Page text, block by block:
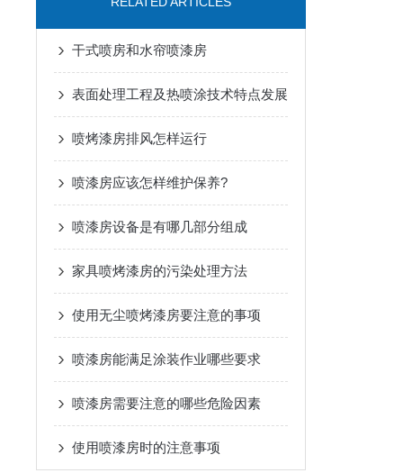
干式喷房和水帘喷漆房
表面处理工程及热喷涂技术特点发展
喷烤漆房排风怎样运行
喷漆房应该怎样维护保养?
喷漆房设备是有哪几部分组成
家具喷烤漆房的污染处理方法
使用无尘喷烤漆房要注意的事项
喷漆房能满足涂装作业哪些要求
喷漆房需要注意的哪些危险因素
使用喷漆房时的注意事项